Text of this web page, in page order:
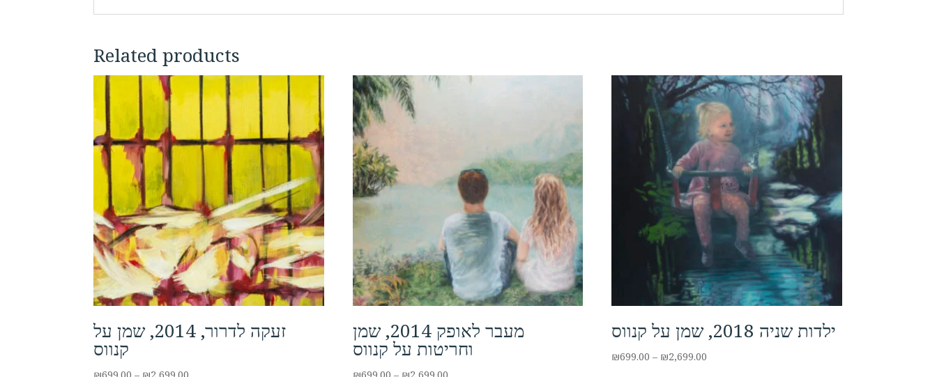
Related products
זעקה לדרור, 2014, שמן על
קנווס
מעבר לאופק 2014, שמן
וחריטות על קנווס
Price
ילדות שניה 2018, שמן על קנווס
₪699.00 – ₪2,699.00